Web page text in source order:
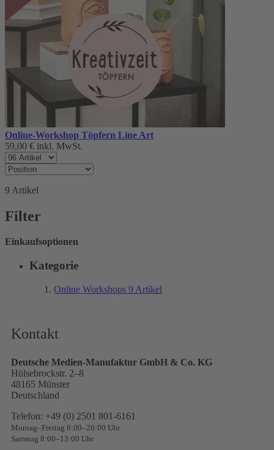
Online-Workshop Töpfern Line Art
59,00 € inkl. MwSt.
9 Artikel
Filter
Einkaufsoptionen
Kategorie
Online Workshops 9 Artikel
Kontakt
Deutsche Medien-Manufaktur GmbH & Co. KG
Hülsebrockstr. 2–8
48165 Münster
Deutschland
Telefon: +49 (0) 2501 801-6161
Montag–Freitag 8:00–20:00 Uhr
Samstag 8:00–13:00 Uhr